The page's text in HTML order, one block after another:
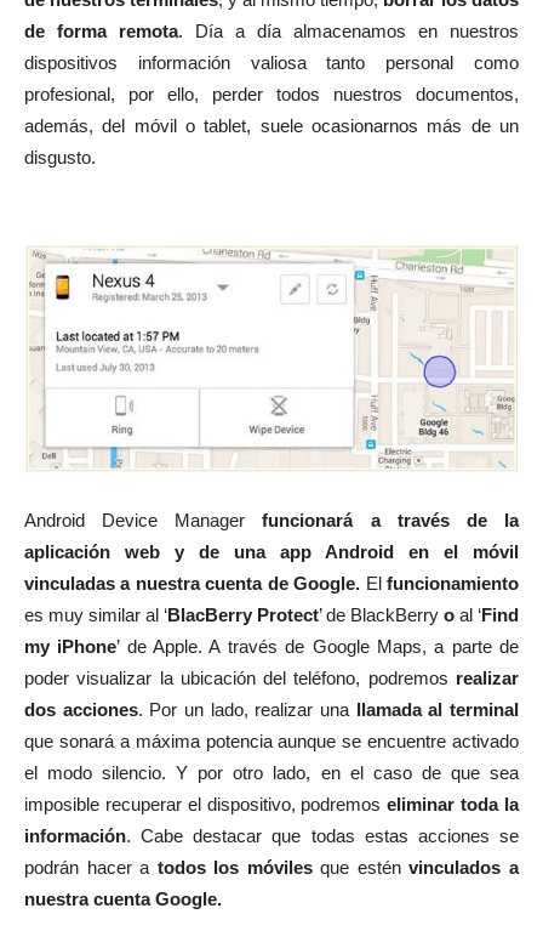
de forma remota. Día a día almacenamos en nuestros
dispositivos información valiosa tanto personal como
profesional, por ello, perder todos nuestros documentos,
además, del móvil o tablet, suele ocasionarnos más de un
disgusto.
Android Device Managerfuncionará
a través de la
aplicación web y de una app Android en el móvil
vinculadas a nuestra cuenta de Google. Elfuncionamiento
es muy similar al ‘BlacBerry Protect’ de BlackBerry o al ‘Find
my iPhone’ de Apple. A través de Google Maps, a parte de
poder visualizar la ubicación del teléfono, podremos realizar
dos acciones. Por un lado, realizar una llamada al terminal
que sonará a máxima potencia aunque se encuentre activado
el modo silencio. Y por otro lado, en el caso de que sea
imposible recuperar el dispositivo, podremoseliminar toda la
información. Cabe destacar que todas estas acciones se
podrán hacer a todos los móvilesque esténvinculados a
nuestra cuenta Google.